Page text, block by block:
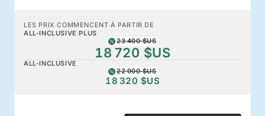
LES PRIX COMMENCENT À PARTIR DE
ALL-INCLUSIVE PLUS
23 400 $US
18 720 $US
ALL-INCLUSIVE
22 900 $US
18 320 $US